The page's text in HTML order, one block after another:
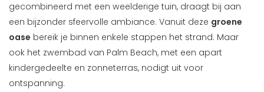
gecombineerd met een weelderige tuin, draagt bij aan
een bijzonder sfeervolle ambiance. Vanuit deze groene
oase bereik je binnen enkele stappen het strand. Maar
ook het zwembad van Palm Beach, met een apart
kindergedeelte en zonneterras, nodigt uit voor
ontspanning.